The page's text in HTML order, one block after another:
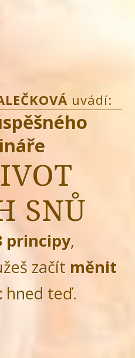
uvádí:
SNŮ
principy,
začít měnit
hned teď.